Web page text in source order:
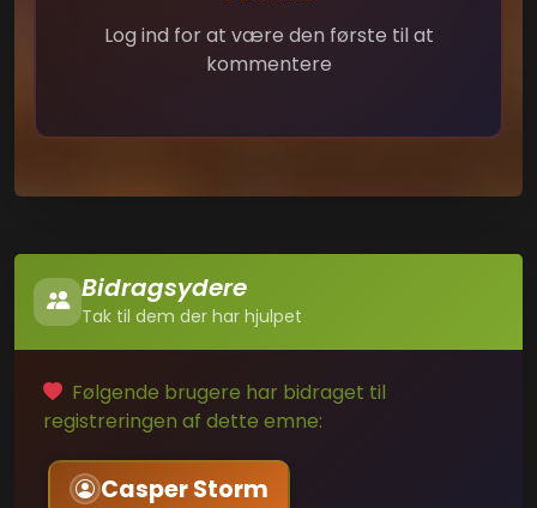
Log ind for at være den første til at
kommentere
Bidragsydere
Tak til dem der har hjulpet
Følgende brugere har bidraget til
registreringen af dette emne:
Casper Storm